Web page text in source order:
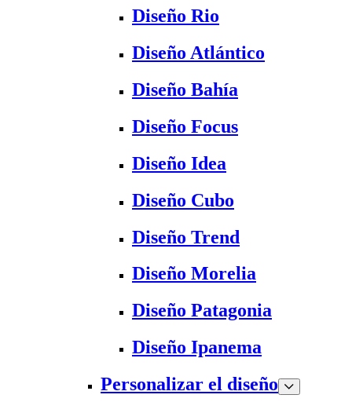
Diseño Rio
Diseño Atlántico
Diseño Bahía
Diseño Focus
Diseño Idea
Diseño Cubo
Diseño Trend
Diseño Morelia
Diseño Patagonia
Diseño Ipanema
Personalizar el diseño